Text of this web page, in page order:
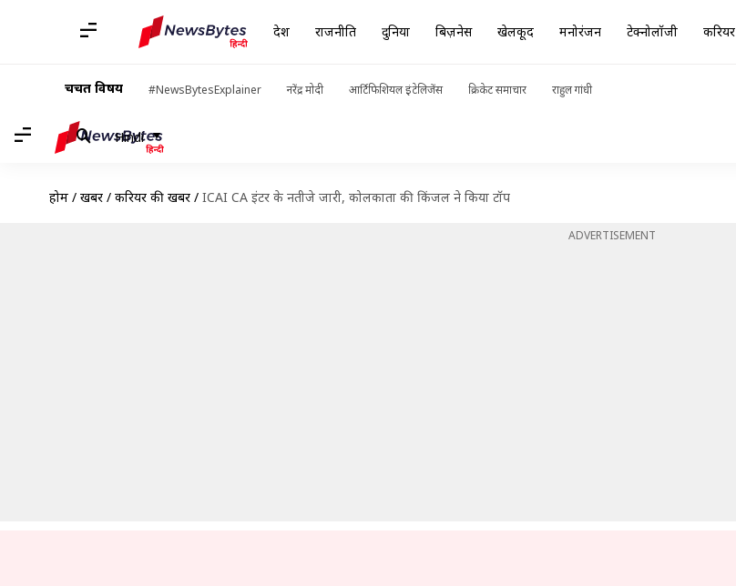
देश राजनीति दुनिया बिज़नेस खेलकूद मनोरंजन टेक्नोलॉजी करियर
चर्चित विषय #NewsBytesExplainer नरेंद्र मोदी आर्टिफिशियल इंटेलिजेंस क्रिकेट समाचार राहुल गांधी
Hindi
होम / खबरें / करियर की खबरें / ICAI CA इंटर के नतीजे जारी, कोलकाता की किंजल ने किया टॉप
ADVERTISEMENT